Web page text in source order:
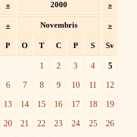
« 2000 »
« Novembris »
P O T C P S Sv
1 2 3 4
5
6
7 8 9 10 11
12
13
14 15 16 17 18
19
20
21 22 23 24 25
26